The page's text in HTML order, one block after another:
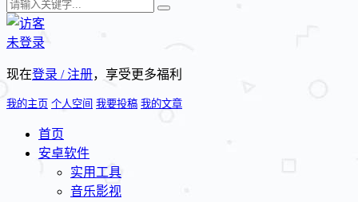
未登录
现在登录 / 注册，享受更多福利
我的主页 个人空间 我要投稿 我的文章
首页
安卓软件
实用工具
音乐影视